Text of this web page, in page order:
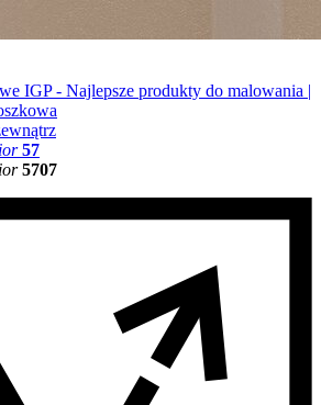
IGP - Najlepsze produkty do malowania |
57
5707